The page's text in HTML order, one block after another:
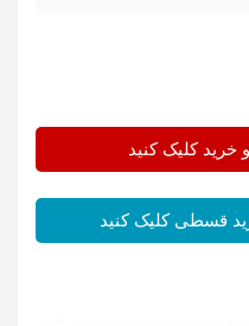
کلیک کنید
قسطی کلیک کنید